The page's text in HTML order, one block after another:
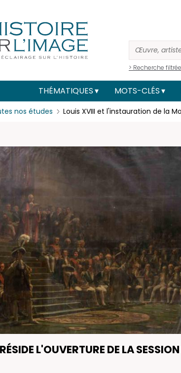
> Recherche filtrée
Main
navigation
THÉMATIQUES MOTS-CLÉS
nos études Louis XVIII et l'instauration de la
L'OUVERTURE DE LA SESSION